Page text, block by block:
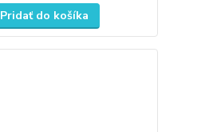
Pridať do košíka